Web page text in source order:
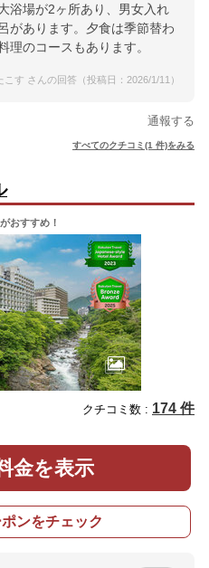
浴場が2ヶ所あり、男女入れ
があります。夕食は季節替わ
理のコースもあります。
こす さんの回答（投稿日：2026/1/11）
通報する
すべてのクチコミ(1 件)をみる
がおすすめ！
クチコミ数 : 174 件
金を表示
ンをチェック